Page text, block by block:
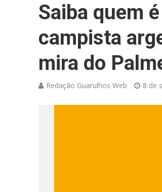
Saiba quem
campista
mira do
Redação Guarulhos Web 8 de